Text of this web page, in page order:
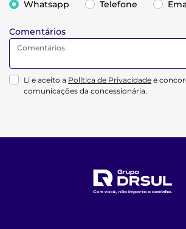
Whatsapp
Telefone
Comentários
Li e aceito a Política de Privacidade e
comunicações da concessionária.